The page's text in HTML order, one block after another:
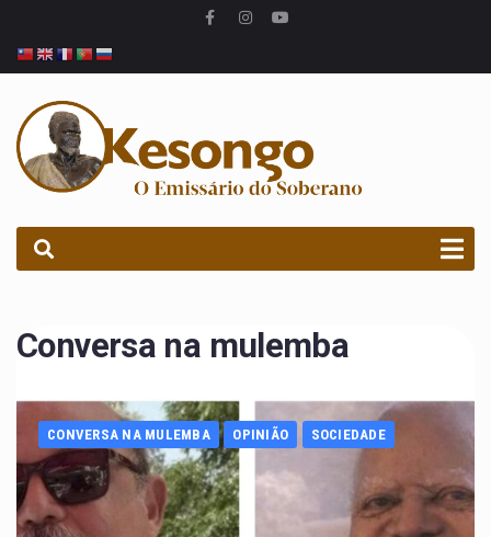
Conversa na mulemba
CONVERSA NA MULEMBA OPINIÃO SOCIEDADE
PROCURAR